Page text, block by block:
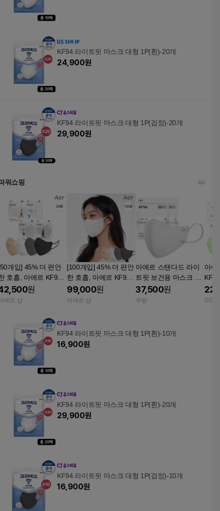
KF94 라이트핏 마스크 대형 1P(흰)-20개
24,900원
KF94 라이트핏 마스크 대형 1P(검정)-20개
29,900원
워쇼핑
개입] 45% 더 편안
호흡, 아에르 KF94
크 V 라이트핏 마스
원
에르 샵
[100개입] 45% 더 편안
한 호흡, 아에르 KF94
피크 V 라이트핏 마스
크
99,000원
아에르 샵
아에르 스탠다드 라이
트핏 보건용 마스크 대
형 KF94 1개입 50개 밀
레니엄 화이트
37,500원
쿠팡
아에
스크
KF94 라이트핏 마스크 대형 1P(흰)-10개
16,900원
KF94 라이트핏 마스크 대형 1P(흰)-20개
29,900원
KF94 라이트핏 마스크 대형 1P(검정)-10개
16,900원